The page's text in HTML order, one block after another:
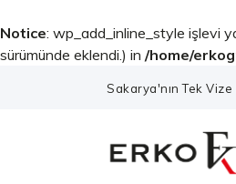
Notice: wp_add_inline_style işlevi
sürümünde eklendi.) in /home/
Sakarya'nın Tek